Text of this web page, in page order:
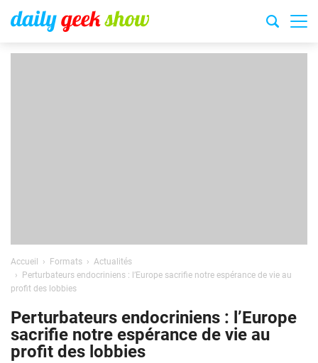
Accueil Formats
Actualités
Perturbateurs endocriniens : l’Europe sacrifie notre espérance de vie au
profit des lobbies
Perturbateurs endocriniens : l’Europe
sacrifie notre espérance de vie au
profit des lobbies